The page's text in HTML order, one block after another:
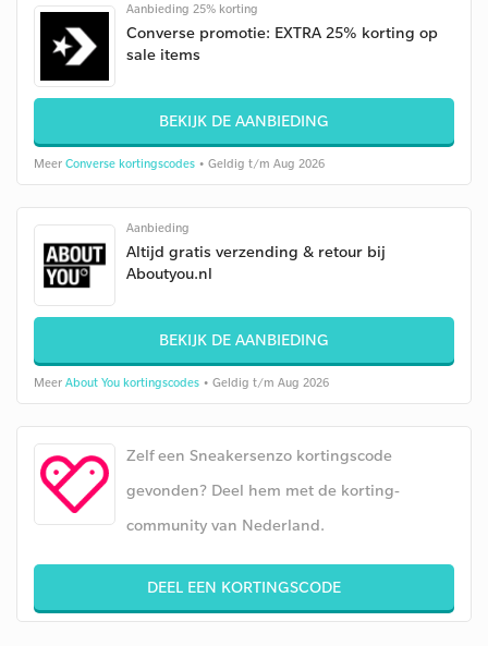
Aanbieding 25% korting
Converse promotie: EXTRA 25% korting op
sale items
BEKIJK DE AANBIEDING
Meer Converse kortingscodes • Geldig t/m Aug 2026
Aanbieding
Altijd gratis verzending & retour bij
Aboutyou.nl
BEKIJK DE AANBIEDING
Meer About You kortingscodes • Geldig t/m Aug 2026
Zelf een Sneakersenzo kortingscode
gevonden? Deel hem met de korting-
community van Nederland.
DEEL EEN KORTINGSCODE